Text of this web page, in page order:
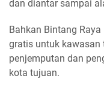
dan diantar sampai
Bahkan Bintang
gratis untuk kawasan
penjemputan dan
kota tujuan.